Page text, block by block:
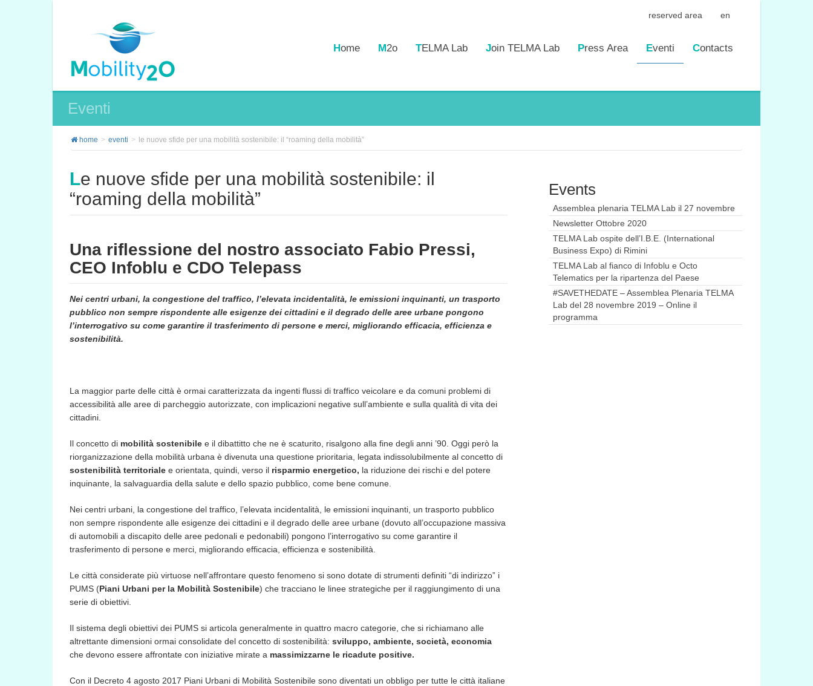
reserved area en
Home M2o TELMA Lab Join TELMA Lab Press Area Eventi Contacts
Eventi
home eventi le nuove sfide per una mobilità sostenibile: il “roaming della mobilità”
Le nuove sfide per una mobilità sostenibile: il
“roaming della mobilità”
Una riflessione del nostro associato Fabio Pressi,
CEO Infoblu e CDO Telepass
Nei centri urbani, la congestione del traffico, l’elevata incidentalità, le emissioni inquinanti, un trasporto
pubblico non sempre rispondente alle esigenze dei cittadini e il degrado delle aree urbane pongono
l’interrogativo su come garantire il trasferimento di persone e merci, migliorando efficacia, efficienza e
sostenibilità.
La maggior parte delle città è ormai caratterizzata da ingenti flussi di traffico veicolare e da comuni problemi di
accessibilità alle aree di parcheggio autorizzate, con implicazioni negative sull’ambiente e sulla qualità di vita dei
cittadini.
Il concetto di mobilità sostenibile e il dibattitto che ne è scaturito, risalgono alla fine degli anni ’90. Oggi però la
riorganizzazione della mobilità urbana è divenuta una questione prioritaria, legata indissolubilmente al concetto di
sostenibilità territoriale e orientata, quindi, verso il risparmio energetico, la riduzione dei rischi e del potere
inquinante, la salvaguardia della salute e dello spazio pubblico, come bene comune.
Nei centri urbani, la congestione del traffico, l’elevata incidentalità, le emissioni inquinanti, un trasporto pubblico
non sempre rispondente alle esigenze dei cittadini e il degrado delle aree urbane (dovuto all’occupazione massiva
di automobili a discapito delle aree pedonali e pedonabili) pongono l’interrogativo su come garantire il
trasferimento di persone e merci, migliorando efficacia, efficienza e sostenibilità.
Le città considerate più virtuose nell’affrontare questo fenomeno si sono dotate di strumenti definiti “di indirizzo” i
PUMS (Piani Urbani per la Mobilità Sostenibile) che tracciano le linee strategiche per il raggiungimento di una
serie di obiettivi.
Il sistema degli obiettivi dei PUMS si articola generalmente in quattro macro categorie, che si richiamano alle
altrettante dimensioni ormai consolidate del concetto di sostenibilità: sviluppo, ambiente, società, economia
che devono essere affrontate con iniziative mirate a massimizzarne le ricadute positive.
Con il Decreto 4 agosto 2017 Piani Urbani di Mobilità Sostenibile sono diventati un obbligo per tutte le città italiane
Events
Assemblea plenaria TELMA Lab il 27 novembre
Newsletter Ottobre 2020
TELMA Lab ospite dell’I.B.E. (International
Business Expo) di Rimini
TELMA Lab al fianco di Infoblu e Octo
Telematics per la ripartenza del Paese
#SAVETHEDATE – Assemblea Plenaria TELMA
Lab del 28 novembre 2019 – Online il
programma